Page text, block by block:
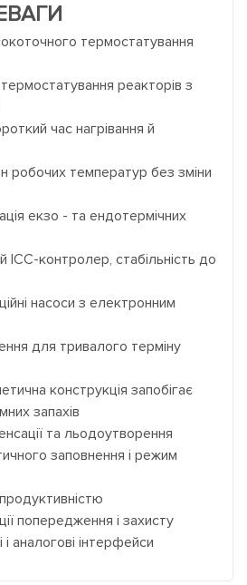
термостатування
реакторів з
час нагрівання й
робочих температур без зміни
екзо - та ендотермічних
ICC-контролер, стабільність до
насоси з електронним
для тривалого терміну
конструкція запобігає
запахів
та льодоутворення
заповнення і режим
попередження і захисту
аналогові інтерфейси